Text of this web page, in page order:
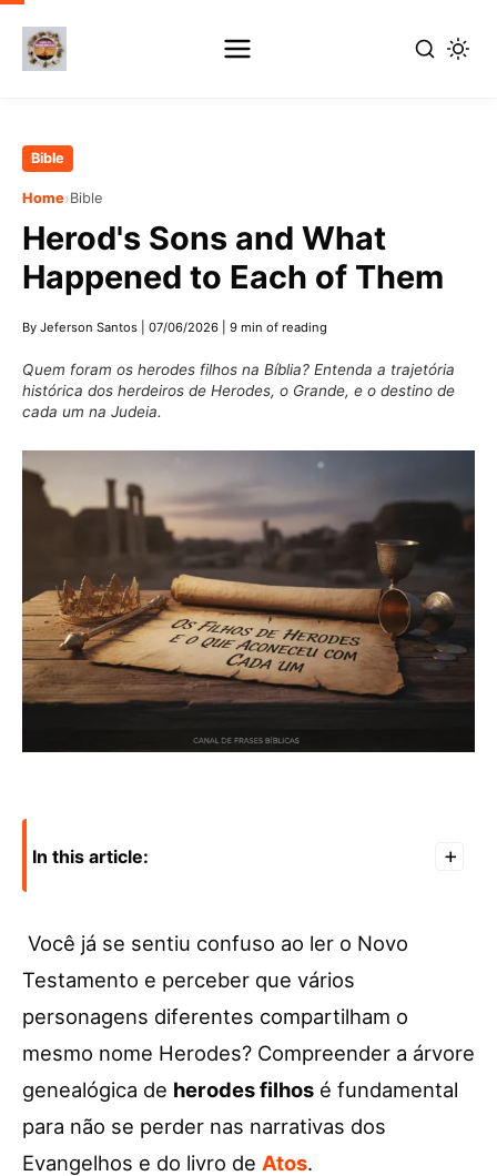
Skip
content
Bible
Home›Bible
Herod's Sons and What
Happened to Each of Them
By Jeferson Santos 07/06/2026 9 min of reading
Quem foram os herodes filhos na Bíblia? Entenda a trajetória
histórica dos herdeiros de Herodes, o Grande, e o destino de
cada um na Judeia.
In this article: +
Você já se sentiu confuso ao ler o Novo
Testamento e perceber que vários
personagens diferentes compartilham o
mesmo nome Herodes? Compreender a árvore
genealógica de herodes filhos é fundamental
para não se perder nas narrativas dos
Evangelhos e do livro de Atos.